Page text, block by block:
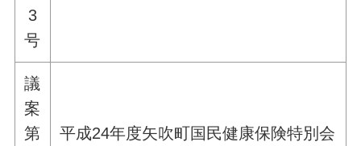
3
号
議
案
第
平成24年度矢吹町国民健康保険特別会